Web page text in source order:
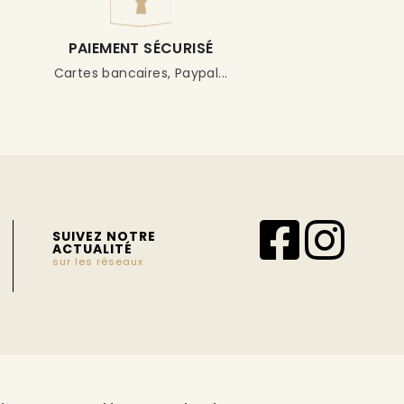
PAIEMENT SÉCURISÉ
Cartes bancaires, Paypal...
SUIVEZ NOTRE
ACTUALITÉ
sur les réseaux